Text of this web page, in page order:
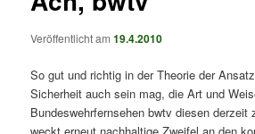
Veröffentlicht am19.4.2010
So gut und richtig in der Theorie der
Sicherheit auch sein mag, die Art und
Bundeswehrfernsehen bwtv diesen derzeit
weckt erneut nachhaltige Zweifel an den